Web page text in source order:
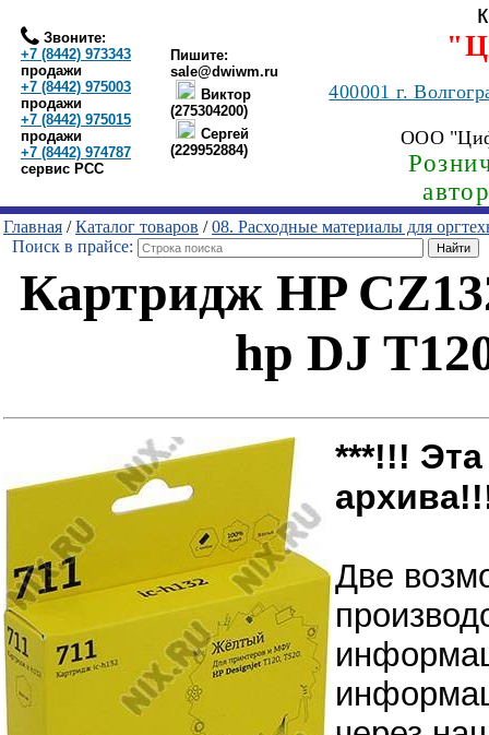
Звоните:
+7 (8442) 973343
продажи
+7 (8442) 975003
продажи
+7 (8442) 975015
продажи
+7 (8442) 974787
сервис РСС
Пишите:
sale@dwiwm.ru
Виктор
(275304200)
Сергей
(229952884)
400001г.
ООО
Главная /Каталог товаров /08. Расходные материалы для
Поиск в прайсе:
Картридж HP
hp DJ
***!!!
Две